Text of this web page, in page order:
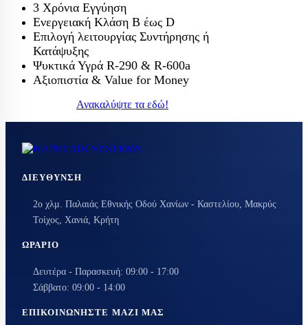
3 Χρόνια Εγγύηση
Ενεργειακή Κλάση Β έως D
Επιλογή λειτουργίας Συντήρησης ή
Κατάψυξης
Ψυκτικά Υγρά R-290 & R-600a
Αξιοπιστία & Value for Money
Ανακαλύψτε τα εδώ!
ΔΙΕΎΘΥΝΣΗ
2ο χλμ. Παλαιάς Εθνικής Οδού Χανίων - Καστελίου, Μακρύς
Τοίχος, Χανιά, Κρήτη
ΩΡΆΡΙΟ
Δευτέρα - Παρασκευή: 09:00 - 17:00
Σάββατο: 09:00 - 14:00
ΕΠΙΚΟΙΝΩΝΉΣΤΕ ΜΑΖΊ ΜΑΣ